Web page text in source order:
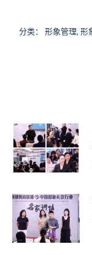
分类： 形象管理,形